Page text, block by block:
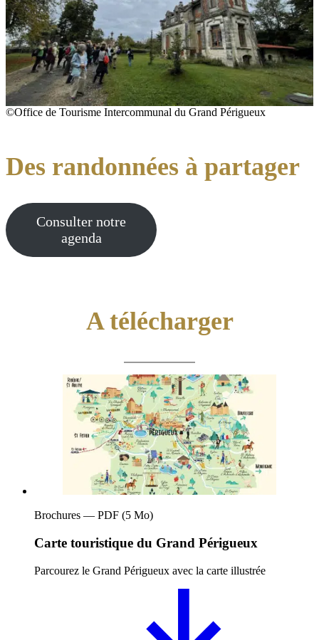
©Office de Tourisme Intercommunal du Grand Périgueux
Des randonnées à partager
Consulter notre
agenda
A télécharger
Brochures — PDF (5 Mo)
Carte touristique du Grand Périgueux
Parcourez le Grand Périgueux avec la carte illustrée